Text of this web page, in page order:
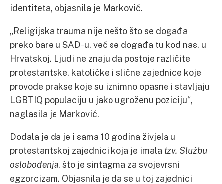
identiteta, objasnila je Marković.
„Religijska trauma nije nešto što se događa
preko bare u SAD-u, već se događa tu kod nas, u
Hrvatskoj. Ljudi ne znaju da postoje različite
protestantske, katoličke i slične zajednice koje
provode prakse koje su iznimno opasne i stavljaju
LGBTIQ populaciju u jako ugroženu poziciju“,
naglasila je Marković.
Dodala je da je i sama 10 godina živjela u
protestantskoj zajednici koja je imala tzv. Službu
oslobođenja, što je sintagma za svojevrsni
egzorcizam. Objasnila je da se u toj zajednici